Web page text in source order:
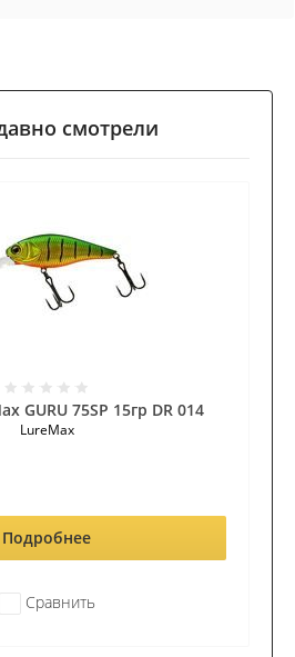
смотрели
GURU 75SP 15гр DR 014
LureMax
Подробнее
Сравнить